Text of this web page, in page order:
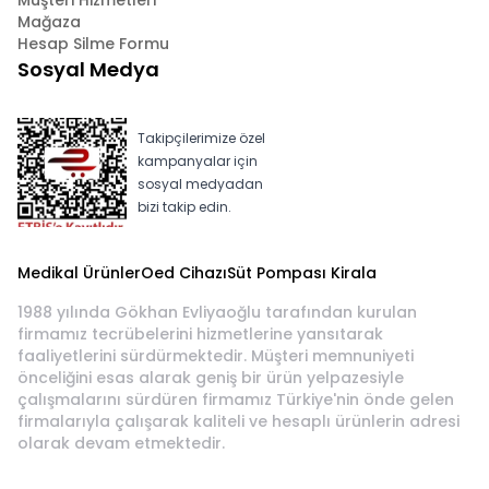
Mağaza
Hesap Silme Formu
Sosyal Medya
Takipçilerimize özel
kampanyalar için
sosyal medyadan
bizi takip edin.
Medikal ÜrünlerOed CihazıSüt Pompası Kirala
1988 yılında Gökhan Evliyaoğlu tarafından kurulan
firmamız tecrübelerini hizmetlerine yansıtarak
faaliyetlerini sürdürmektedir. Müşteri memnuniyeti
önceliğini esas alarak geniş bir ürün yelpazesiyle
çalışmalarını sürdüren firmamız Türkiye'nin önde gelen
firmalarıyla çalışarak kaliteli ve hesaplı ürünlerin adresi
olarak devam etmektedir.